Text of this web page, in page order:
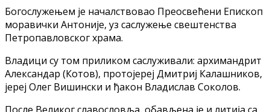
Богослужењем је началствовао Преосвећени Епископ
моравички Антоније, уз саслужење свештенства
Петропавловског храма.
Владици су том приликом саслуживали: архимандрит
Александар (Котов), протојереј Дмитриј Калашников,
јереј Олег Вишински и ђакон Владислав Соколов.